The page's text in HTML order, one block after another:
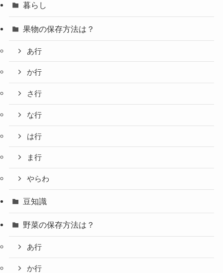
暮らし
果物の保存方法は？
あ行
か行
さ行
な行
は行
ま行
やらわ
豆知識
野菜の保存方法は？
あ行
か行